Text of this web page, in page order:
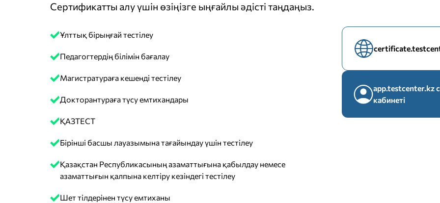
Сертификатты алу үшін өзіңізге ыңғайлы әдісті таңдаңыз.
Ұлттық бірыңғай тестілеу
Педагогтердің білімін бағалау
Магистратураға кешенді тестілеу
Докторантураға түсу емтихандары
ҚАЗТЕСТ
Бірінші басшы лауазымына тағайындау үшін тестілеу
Қазақстан Республикасының азаматтығына қабылдау немесе
азаматтығын қалпына келтіру кезіндегі тестілеу
Шет тілдерінен түсу емтиханы
app.testcenter.kz
кабинеті